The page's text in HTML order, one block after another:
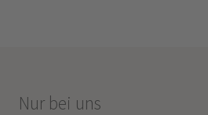
Nur bei uns